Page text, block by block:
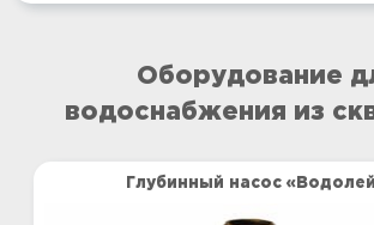
Оборудование
водоснабжения из
Глубинный насос